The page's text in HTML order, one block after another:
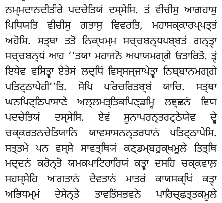
ਨਮ੍ਮਦਾਨਦੀਤੀਰੇ ਪਦਚੇਤਿਯਂ ਦਸ੍ਸੇਸਿ. ਤਂ ਵੀਚੀਸੁ ਆਗਹਾਸੁ
ਪਿਧਿਯਤਿ ਵੀਚੀਸੁ ਗਤਾਸੁ ਵਿਵਰਤਿ, ਮਹਾਸਕ੍ਕਾਰਪ੍ਪਤ੍ਤਂ
ਅਹੋਸਿ. ਸਤ੍ਥਾ ਤਤੋ ਨਿਕ੍ਖਮ੍ਮ ਸਚ੍ਚਬਨ੍ਧਪਬ੍ਬਤਂ ਗਨ੍ਤ੍ਵਾ
ਸਚ੍ਚਬਨ੍ਧਂ ਆਹ ‘‘ਤਯਾ ਮਹਾਜਨੋ ਅਪਾਯਮਗ੍ਗੇ ਓਤਾਰਿਤੋ. ਤ੍ਵਂ
ਇਧੇਵ ਵਸਿਤ੍ਵਾ ਏਤੇਸਂ ਲਦ੍ਧਿਂ ਵਿਸ੍ਸਜ੍ਜਾਪੇਤ੍ਵਾ ਨਿਬ੍ਬਾਨਮਗ੍ਗੇ
ਪਤਿਟ੍ਠਾਪੇਹੀ’’ਤਿ. ਸੋਪਿ ਪਰਿਚਰਿਤਬ੍ਬਂ ਯਾਚਿ. ਸਤ੍ਥਾ
ਘਨਪਿਟ੍ਠਿਪਾਸਾਣੇ ਅਲ੍ਲਮਤ੍ਤਿਕਪਿਣ੍ਡਮ੍ਹਿ ਲਞ੍ਛਨਂ ਵਿਯ
ਪਦਚੇਤਿਯਂ ਦਸ੍ਸੇਸਿ. ਏਵਂ ਸੂਨਾਪਰਨ੍ਤਰਟ੍ਠੇਯੇਵ ਦ੍ਵੇ
ਚਕ੍ਕਰਤਨਚੇਤਿਯਾਨਿ ਯਾਵਸਾਸਨਨ੍ਤਰਧਾਨਂ ਪਤਿਟ੍ਠਾਪੇਸਿ.
ਸਤ੍ਤਮੇ ਪਨ ਵਸ੍ਸੇ ਸਾਵਤ੍ਥਿਯਂ ਕਣ੍ਡਮ੍ਬਰੁਕ੍ਖਮੂਲੇ ਤਿਤ੍ਥਿ
ਮਦ੍ਦਨਂ ਕਰੋਨ੍ਤੋ ਯਮਕਪਾਟਿਹਾਰਿਯਂ ਕਤ੍ਵਾ ਦਸਹਿ ਚਕ੍ਕਵਾਲ਼
ਸਹਸ੍ਸੇਹਿ ਆਗਤਾਨਂ ਦੇਵਤਾਨਂ ਮਾਤਰਂ ਕਾਯਸਕ੍ਖਿਂ ਕਤ੍ਵਾ
ਅਭਿਧਮ੍ਮਂ ਦੇਸੇਨ੍ਤੇ ਤਾਵਤਿਂਸਭਵਨੇ ਪਾਰਿਚ੍ਛਤ੍ਤਕਮੂਲੇ